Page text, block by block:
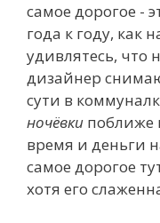
самое дорогое -
года к году, как
удивлятесь,
дизайнер
сути в
ночёвки поближе
время и деньги
самое дорогое
хотя его